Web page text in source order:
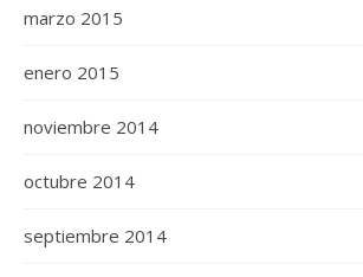
marzo 2015
enero 2015
noviembre 2014
octubre 2014
septiembre 2014